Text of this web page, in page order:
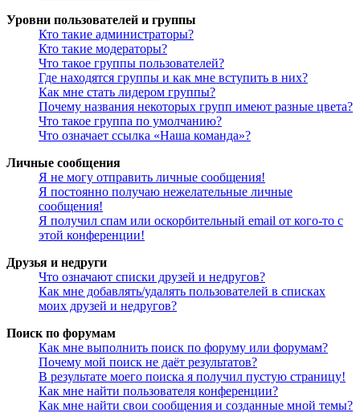
Уровни пользователей и группы
Кто такие администраторы?
Кто такие модераторы?
Что такое группы пользователей?
Где находятся группы и как мне вступить в них?
Как мне стать лидером группы?
Почему названия некоторых групп имеют разные цвета?
Что такое группа по умолчанию?
Что означает ссылка «Наша команда»?
Личные сообщения
Я не могу отправить личные сообщения!
Я постоянно получаю нежелательные личные
сообщения!
Я получил спам или оскорбительный email от кого-то с
этой конференции!
Друзья и недруги
Что означают списки друзей и недругов?
Как мне добавлять/удалять пользователей в списках
моих друзей и недругов?
Поиск по форумам
Как мне выполнить поиск по форуму или форумам?
Почему мой поиск не даёт результатов?
В результате моего поиска я получил пустую страницу!
Как мне найти пользователя конференции?
Как мне найти свои сообщения и созданные мной темы?